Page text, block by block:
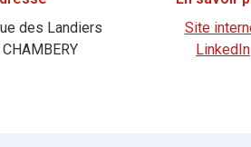
des Landiers
Site
LinkedIn